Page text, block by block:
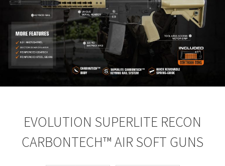
EVOLUTION SUPERLITE RECON
CARBONTECH™ AIR SOFT GUNS